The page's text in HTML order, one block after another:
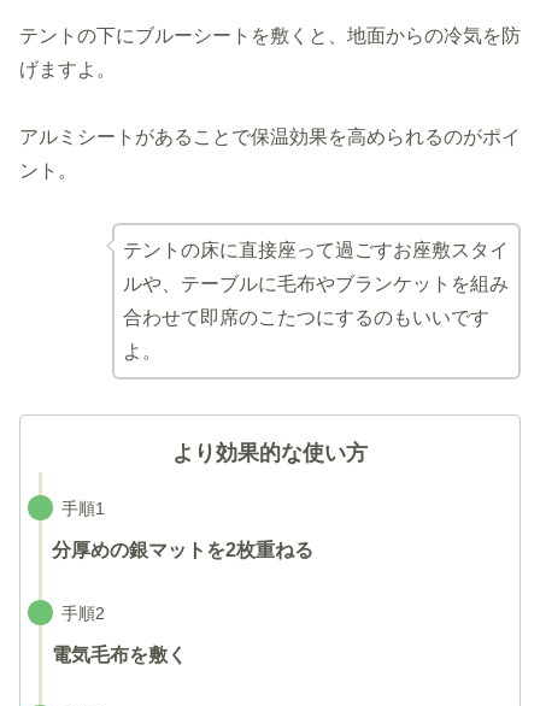
テントの下にブルーシートを敷くと、地面からの冷気を防
げますよ。
アルミシートがあることで保温効果を高められるのがポイ
ント。
テントの床に直接座って過ごすお座敷スタイ
ルや、テーブルに毛布やブランケットを組み
合わせて即席のこたつにするのもいいです
よ。
より効果的な使い方
手順1
分厚めの銀マットを2枚重ねる
手順2
電気毛布を敷く